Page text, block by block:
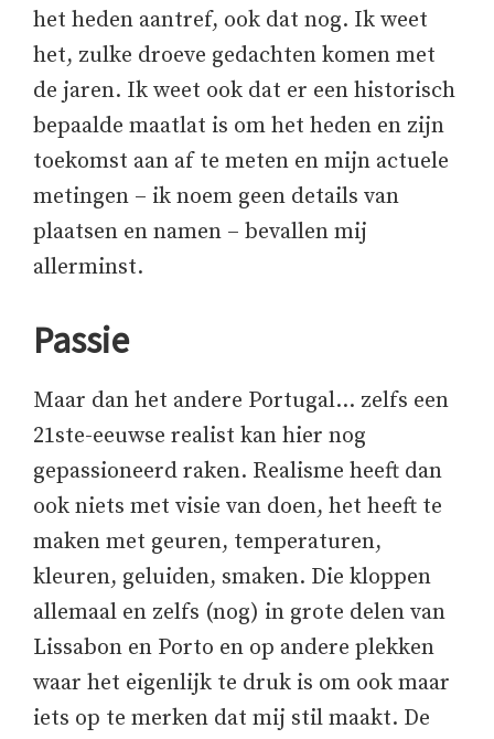
het heden aantref, ook dat nog. Ik weet
het, zulke droeve gedachten komen met
de jaren. Ik weet ook dat er een historisch
bepaalde maatlat is om het heden en zijn
toekomst aan af te meten en mijn actuele
metingen – ik noem geen details van
plaatsen en namen – bevallen mij
allerminst.
Passie
Maar dan het andere Portugal… zelfs een
21ste-eeuwse realist kan hier nog
gepassioneerd raken. Realisme heeft dan
ook niets met visie van doen, het heeft te
maken met geuren, temperaturen,
kleuren, geluiden, smaken. Die kloppen
allemaal en zelfs (nog) in grote delen van
Lissabon en Porto en op andere plekken
waar het eigenlijk te druk is om ook maar
iets op te merken dat mij stil maakt. De